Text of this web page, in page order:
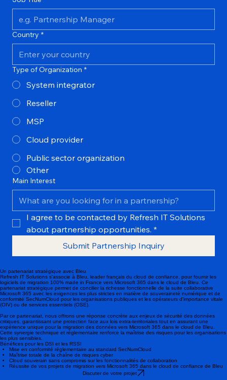
Type of Organization *
System integrator
Reseller
MSP
Cloud provider
Public sector organization
Other
I agree to be contacted by Refresh IT Solutions
about partnership opportunities. *
Un partenariat stratégique avec Bleu
Refresh IT Solutions s'associe à Bleu, leader français du cloud de confiance, pour fournir les
logiciels de migration 100% made in France vers Microsoft 365 dans le cloud de Bleu. Ce
partenariat stratégique permet de concilier la richesse fonctionnelle de la suite collaborative
Microsoft 365 avec les exigences les plus strictes en matière de souveraineté numérique et de
conformité SecNumCloud pour les organisations publiques et les opérateurs d'importance vitale
(OIV) ou de services essentiels (OSE).
Par ce partenariat, nous offrons une réponse concrète aux enjeux de sécurité des données
critiques, garantissant une protection face aux lois extra-territoriales tout en assurant une
expérience unique pour la migration des données vers Microsoft 365 dans le cloud de Bleu.
Cette synergie technique et réglementaire renforce la maîtrise des risques pour les organisations
les plus sensibles.
Bénéfices pour les DSI et les RSSI
Mise en conformité réglementaire au standard SecNumCloud
Maîtrise totale de la chaîne de risques cyber
Cloud souverain sans compromis sur les fonctionnalités de collaboration